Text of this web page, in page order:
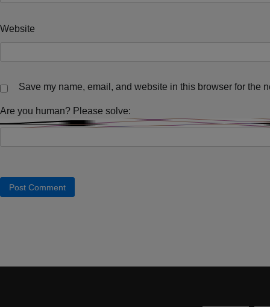
Website
Save my name, email, and website in this browser for the
Are you human? Please solve: